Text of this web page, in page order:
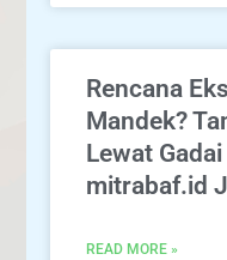
Rencana
Mandek?
Lewat
mitrabaf.id
READ MORE »